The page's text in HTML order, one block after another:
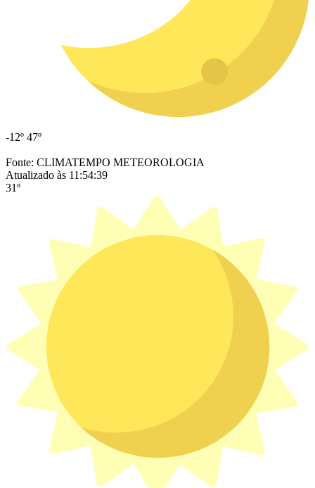
-12º 47º
Fonte: CLIMATEMPO METEOROLOGIA
Atualizado às 11:54:39
31º